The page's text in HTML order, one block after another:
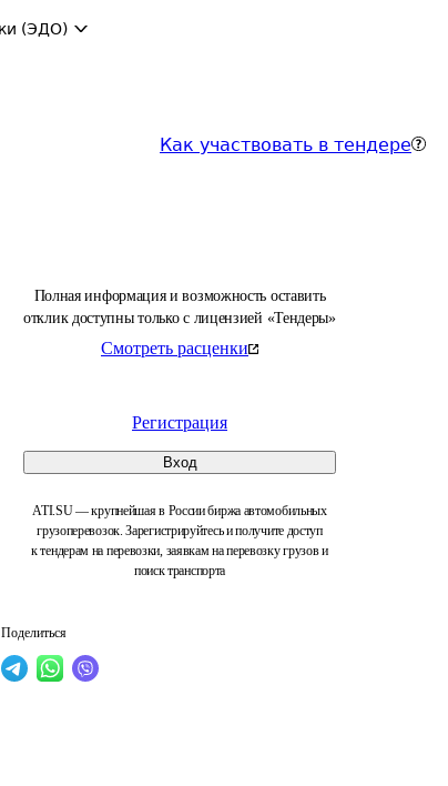
(ЭДО)
Как участвовать в тендере
Полная информация и возможность оставить
отклик доступны только с лицензией «Тендеры»
Смотреть расценки
Регистрация
Вход
ATI.SU — крупнейшая в России биржа автомобильных
грузоперевозок. Зарегистрируйтесь и получите доступ
к тендерам на перевозки, заявкам на перевозку грузов и
поиск транспорта
Поделиться